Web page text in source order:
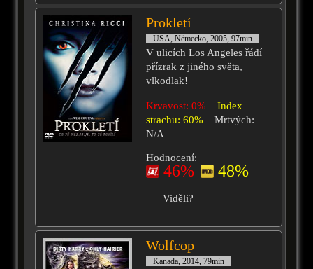
Prokletí
USA, Německo, 2005, 97min
V ulicích Los Angeles řádí
přízrak z jiného světa,
vlkodlak!
Krvavost: 0%
Index
strachu: 60%
Mrtvých:
N/A
Hodnocení:
46% 48%
Viděli?
Wolfcop
Kanada, 2014, 79min